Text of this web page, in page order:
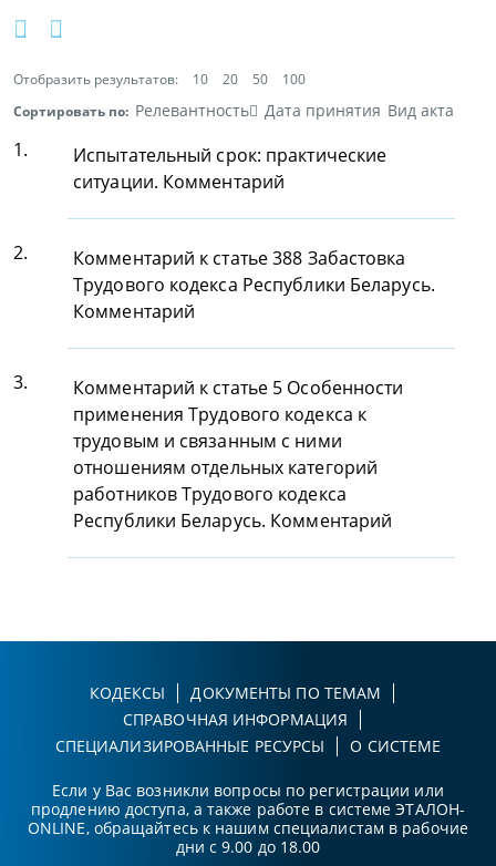
Отобразить результатов: 10 20 50
100
Сортировать по: Релевантность Дата принятия Вид акта
1.
Испытательный срок: практические
ситуации. Комментарий
2.
Комментарий к статье 388 Забастовка
Трудового кодекса Республики Беларусь.
Комментарий
3.
Комментарий к статье 5 Особенности
применения Трудового кодекса к
трудовым и связанным с ними
отношениям отдельных категорий
работников Трудового кодекса
Республики Беларусь. Комментарий
КОДЕКСЫ
ДОКУМЕНТЫ ПО ТЕМАМ
СПРАВОЧНАЯ ИНФОРМАЦИЯ
СПЕЦИАЛИЗИРОВАННЫЕ РЕСУРСЫ
О СИСТЕМЕ
Если у Вас возникли вопросы по регистрации или
продлению доступа, а также работе в системе ЭТАЛОН-
ONLINE, обращайтесь к нашим специалистам в рабочие
дни с 9.00 до 18.00